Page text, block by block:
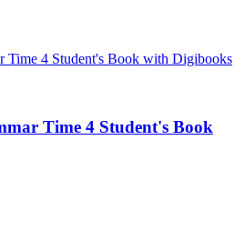
Time 4 Student's Book